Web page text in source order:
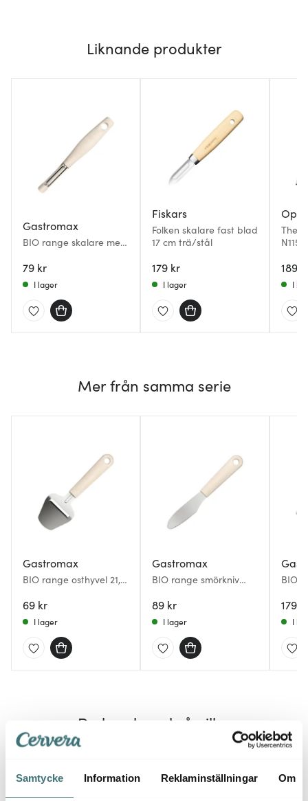
Samtycke Information Reklaminställningar Om
Liknande produkter
Gastromax
BIO range skalare med
79 kr
I lager
Fiskars
Folken skalare fast blad
17 cm trä/stål
179 kr
I lager
The
N115
189
I
Mer från samma serie
Gastromax
BIO range osthyvel 21,5
69 kr
I lager
Gastromax
BIO range smörkniv
89 kr
I lager
BIO
179
I
Du kanske också gillar